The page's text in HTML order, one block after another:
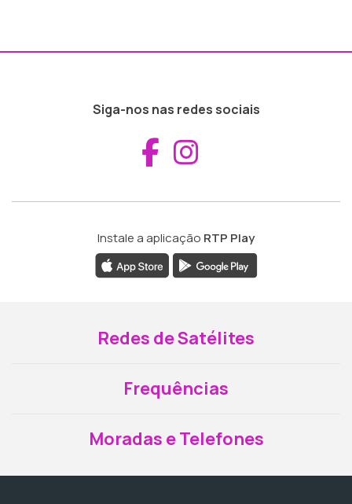
Siga-nos nas redes sociais
Aceder ao
Instale a aplicação RTP Play
Redes de Satélites
Frequências
Moradas e Telefones